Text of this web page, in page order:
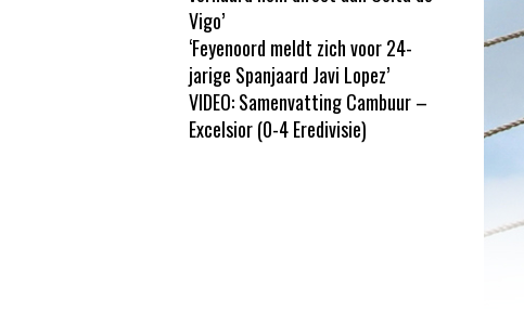
Vigo’
‘Feyenoord meldt zich voor 24-
jarige Spanjaard Javi Lopez’
VIDEO: Samenvatting Cambuur –
Excelsior (0-4 Eredivisie)